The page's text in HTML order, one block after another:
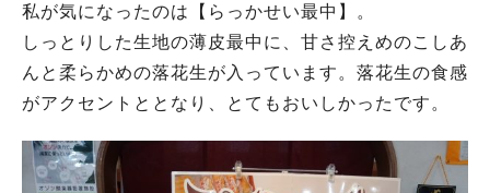
私が気になったのは【らっかせい最中】。
しっとりした生地の薄皮最中に、甘さ控えめのこしあ
んと柔らかめの落花生が入っています。落花生の食感
がアクセントととなり、とてもおいしかったです。